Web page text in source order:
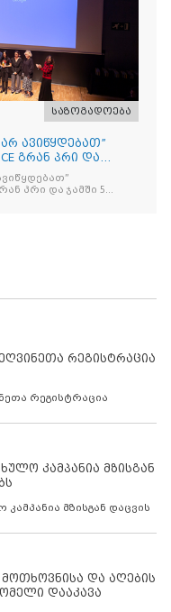
საზოგადოება
არ ავიწყდებათ”
გრან პრი და
რეგისტრაცია
რეგისტრაცია
კამპანია მზისგან
კამპანია მზისგან დაცვის
და აღების
დააკავა